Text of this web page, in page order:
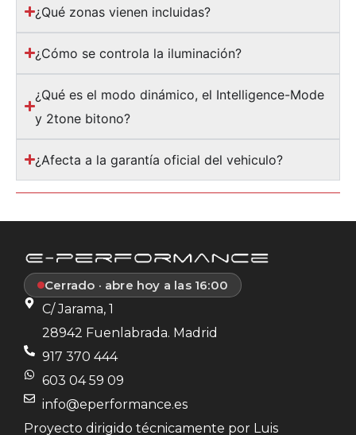
¿Qué zonas vienen incluidas?
¿Cómo se controla la iluminación?
¿Qué es el modo dinámico, el Intelligence-Mode
y 2tone bitono?
¿Afecta a la garantía oficial del vehiculo?
Cerrado · abre hoy a las 16:00
C/ Jarama, 1
28942 Fuenlabrada. Madrid
917 370 444
603 04 59 09
info@eperformance.es
Proyecto dirigido técnicamente por Luis